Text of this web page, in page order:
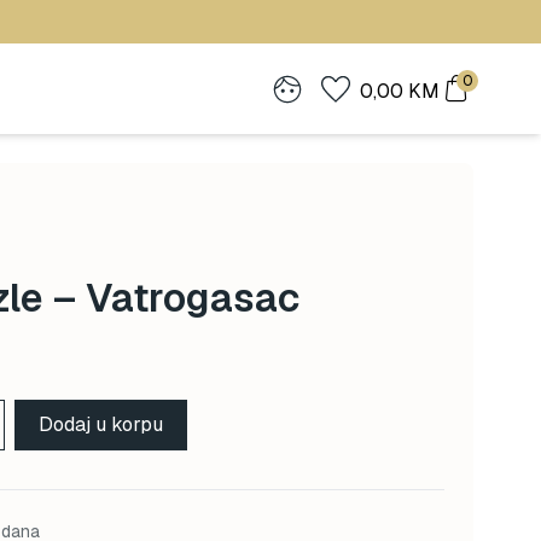
0,00 KM 0
– Vatrogasac
Dodaj u korpu